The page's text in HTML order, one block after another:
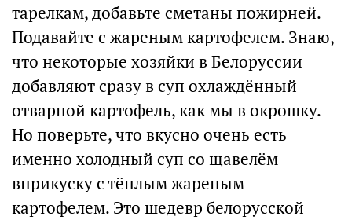
тарелкам, добавьте сметаны пожирней.
Подавайте с жареным картофелем. Знаю,
что некоторые хозяйки в Белоруссии
добавляют сразу в суп охлаждённый
отварной картофель, как мы в окрошку.
Но поверьте, что вкусно очень есть
именно холодный суп со щавелём
вприкуску с тёплым жареным
картофелем. Это шедевр белорусской